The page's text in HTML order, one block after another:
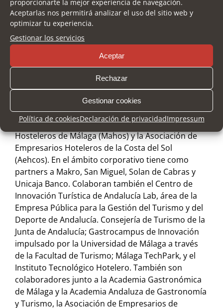
proporcionarte la mejor experiencia de navegación.
Aceptarlas nos permitirá analizar el uso del sitio web y
optimizar tu experiencia.
Gestionar los servicios
Aceptar
Rechazar
Gestionar cookies
Política de cookiesDeclaración de privacidadImpressum
Andalucía. Consejería de Turismo de la Junta de
Andalucía es Premium Partner. Tiene como
promotores institucionales al Ayuntamiento de
Málaga, la Diputación de Málaga, Turismo y
Planificación Costa del Sol, la marca promocional
‘Sabor a Málaga’ y la Agencia de Gestión Agraria y
Pesquera de Andalucía -Consejería de Agricultura,
Ganadería, Pesca y Desarrollo Sostenible-. Como
promotores sectoriales participan la Asociación de
Empresarios de Playas de la Provincia de Málaga –
Costa del Sol (Aeplayas), la Asociación de
Hosteleros de Málaga (Mahos) y la Asociación de
Empresarios Hoteleros de la Costa del Sol
(Aehcos). En el ámbito corporativo tiene como
partners a Makro, San Miguel, Solan de Cabras y
Unicaja Banco. Colaboran también el Centro de
Innovación Turística de Andalucía Lab, área de la
Empresa Pública para la Gestión del Turismo y del
Deporte de Andalucía. Consejería de Turismo de la
Junta de Andalucía; Gastrocampus de Innovación
impulsado por la Universidad de Málaga a través
de la Facultad de Turismo; Málaga TechPark, y el
Instituto Tecnológico Hotelero. También son
colaboradores junto a la Academia Gastronómica
de Málaga y la Academia Andaluza de Gastronomía
y Turismo, la Asociación de Empresarios de